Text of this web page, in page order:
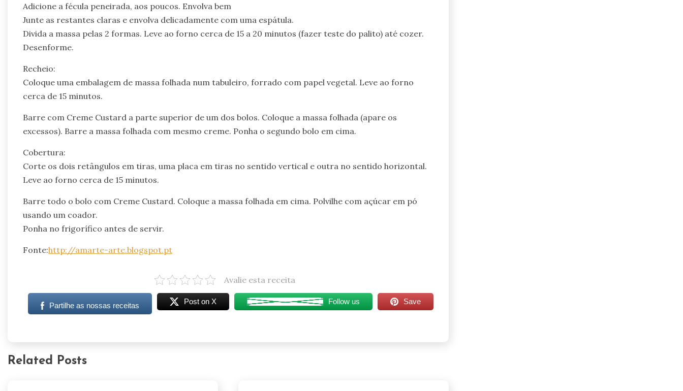
Adicione a fécula peneirada, aos poucos. Envolva bem
Junte as restantes claras e envolva delicadamente com uma espátula.
Divida a massa pelas 2 formas. Leve ao forno cerca de 15 a 20 minutos (fazer teste do palito) até cozer.
Desenforme.
Recheio:
Coloque uma embalagem de massa folhada num tabuleiro, forrado com papel vegetal. Leve ao forno
cerca de 15 minutos.
Barre com Creme Custard a parte superior de um dos bolos. Coloque a massa folhada (apare os
excessos). Barre a massa folhada com mesmo creme. Ponha o segundo bolo em cima.
Cobertura:
Corte os dois retângulos em tiras, uma placa em tiras no sentido vertical e outra no sentido horizontal.
Leve ao forno cerca de 15 minutos.
Barre todo o bolo com Creme Custard. Coloque a massa folhada em cima. Polvilhe com açúcar em pó
usando um coador.
Ponha no frigorífico antes de servir.
Fonte:http://amarte-arte.blogspot.pt
Avalie esta receita
Partilhe as nossas receitas Post on X Follow us Save
Related Posts